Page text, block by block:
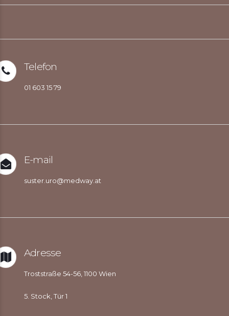
Telefon
01 603 15 79
E-mail
suster.uro@medway.at
Adresse
Troststraße 54-56, 1100 Wien
5. Stock, Tür 1